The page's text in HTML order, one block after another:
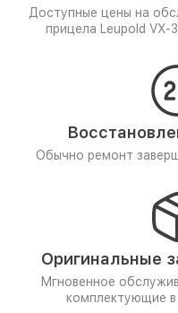
Доступные цены на
прицела Leupold VX-
Обычно ремонт
Оригинальные
Мгновенное
комплектующие в